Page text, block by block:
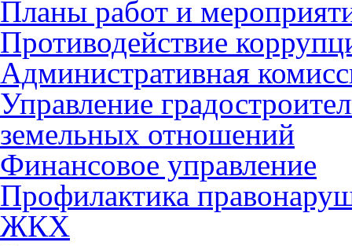
Планы работ и
Противодействие
Административная
Управление
земельных отношений
Финансовое управление
Профилактика
ЖКХ